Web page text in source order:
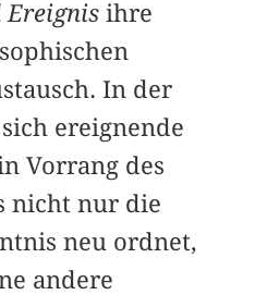
Ereignis ihre
In der
ereignende
Vorrang des
nicht nur die
neu ordnet,
andere